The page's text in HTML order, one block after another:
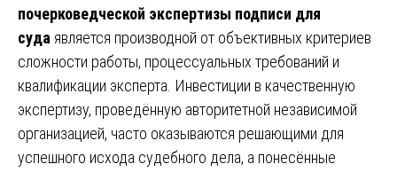
почерковедческой экспертизы подписи для
суда является производной от объективных критериев
сложности работы, процессуальных требований и
квалификации эксперта. Инвестиции в качественную
экспертизу, проведённую авторитетной независимой
организацией, часто оказываются решающими для
успешного исхода судебного дела, а понесённые